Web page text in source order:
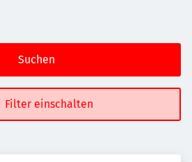
Suchen
Filter einschalten